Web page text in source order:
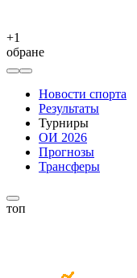
+1
обране
Новости спорта
Результаты
Турниры
ОИ 2026
Прогнозы
Трансферы
топ